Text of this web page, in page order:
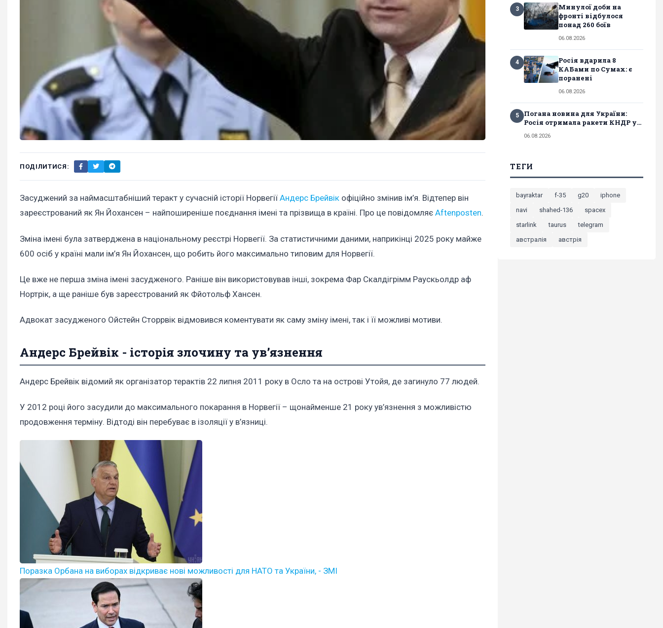
ПОДІЛИТИСЯ:
Засуджений за наймасштабніший теракт у сучасній історії Норвегії Андерс Брейвік офіційно змінив ім’я. Відтепер він
зареєстрований як Ян Йохансен – найпоширеніше поєднання імені та прізвища в країні. Про це повідомляє Aftenposten.
Зміна імені була затверджена в національному реєстрі Норвегії. За статистичними даними, наприкінці 2025 року майже
600 осіб у країні мали ім’я Ян Йохансен, що робить його максимально типовим для Норвегії.
Це вже не перша зміна імені засудженого. Раніше він використовував інші, зокрема Фар Скалдігрімм Раускьолдр аф
Нортрік, а ще раніше був зареєстрований як Фйотольф Хансен.
Адвокат засудженого Ойстейн Сторрвік відмовився коментувати як саму зміну імені, так і її можливі мотиви.
Андерс Брейвік - історія злочину та ув’язнення
Андерс Брейвік відомий як організатор терактів 22 липня 2011 року в Осло та на острові Утойя, де загинуло 77 людей.
У 2012 році його засудили до максимального покарання в Норвегії – щонайменше 21 року ув’язнення з можливістю
продовження терміну. Відтоді він перебуває в ізоляції у в’язниці.
Поразка Орбана на виборах відкриває нові можливості для НАТО та України, - ЗМІ
3
Минулої доби на
фронті відбулося
понад 260 боїв
06.08.2026
4
Росія вдарила 8
КАБами по Сумах: є
поранені
06.08.2026
5
Погана новина для України:
Росія отримала ракети КНДР у...
06.08.2026
ТЕГИ
bayraktar f-35 g20
iphone
navi
shahed-136
spacex
starlink
taurus
telegram
австралія
австрія